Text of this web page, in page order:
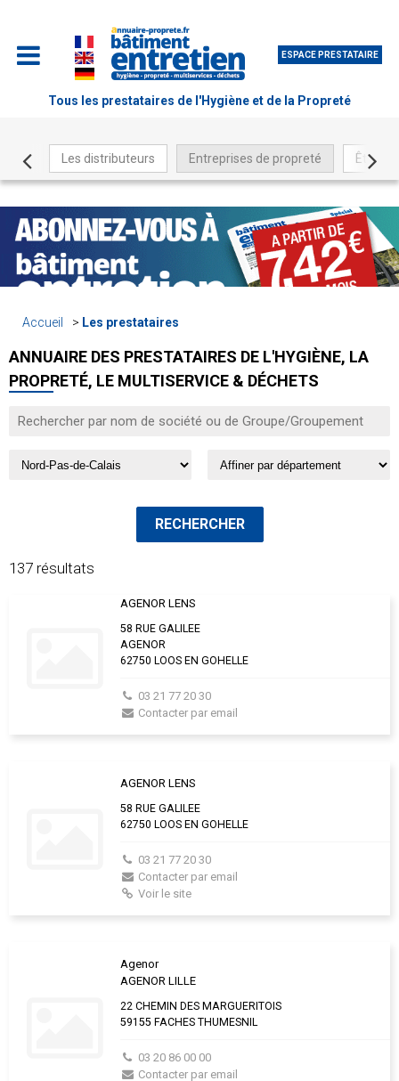
ESPACE PRESTATAIRE
Tous les prestataires de l'Hygiène et de la Propreté
Les distributeurs Entreprises de propreté Être
Accueil Les prestataires
ANNUAIRE DES PRESTATAIRES DE L'HYGIÈNE, LA
PROPRETÉ, LE MULTISERVICE & DÉCHETS
137 résultats
AGENOR LENS
58 RUE GALILEE
AGENOR
62750 LOOS EN GOHELLE
03 21 77 20 30
Contacter par email
AGENOR LENS
58 RUE GALILEE
62750 LOOS EN GOHELLE
03 21 77 20 30
Contacter par email
Voir le site
Agenor
AGENOR LILLE
22 CHEMIN DES MARGUERITOIS
59155 FACHES THUMESNIL
03 20 86 00 00
Contacter par email